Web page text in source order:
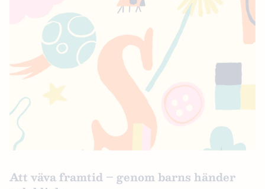
Att väva framtid – genom barns händer